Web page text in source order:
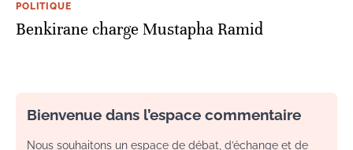
POLITIQUE
Benkirane charge Mustapha Ramid
Bienvenue dans l’espace commentaire
Nous souhaitons un espace de débat, d’échange et de